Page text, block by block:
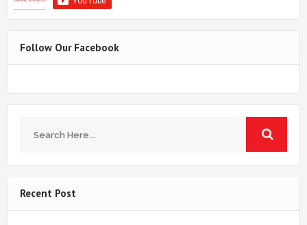
Follow Our Facebook
Recent Post